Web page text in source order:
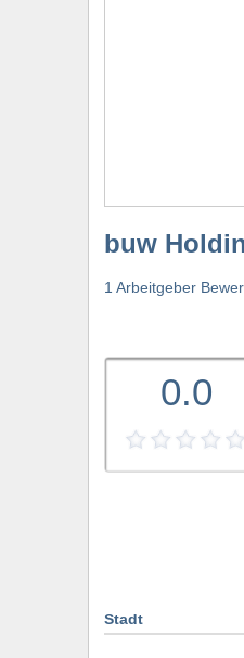
buw
1 Arbeitgeber
0.0
Stadt